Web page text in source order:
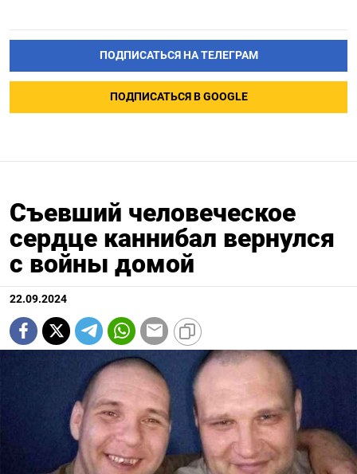
ПОДПИСАТЬСЯ НА ТЕЛЕГРАМ
ПОДПИСАТЬСЯ В GOOGLE
Съевший человеческое
сердце каннибал вернулся
с войны домой
22.09.2024